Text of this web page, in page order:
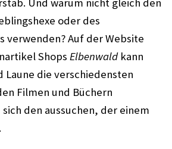
oder des
verwenden? Auf der Website
Shops Elbenwald kann
Laune die verschiedensten
Filmen und Büchern
den aussuchen, der einem